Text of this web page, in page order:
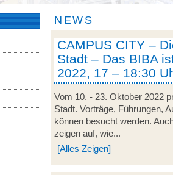
NEWS
CAMPUS CITY –
Stadt – Das BIBA
2022, 17 – 18:30
Vom 10. - 23. Oktober 2022
Stadt. Vorträge, Führungen,
können besucht werden.
zeigen auf, wie...
[Alles Zeigen]